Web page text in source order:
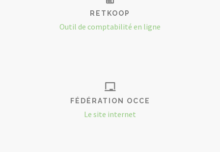
RETKOOP
Outil de comptabilité en ligne
FÉDÉRATION OCCE
Le site internet